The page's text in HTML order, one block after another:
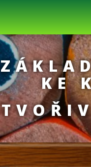
KE